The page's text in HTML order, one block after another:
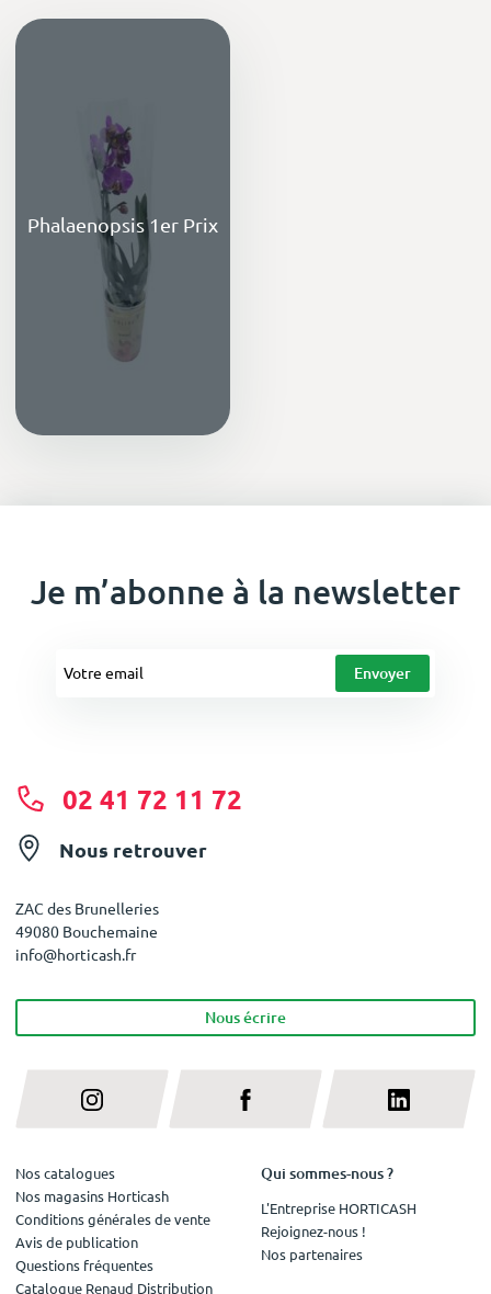
Phalaenopsis 1er Prix
Je m’abonne à la newsletter
02 41 72 11 72
Nous retrouver
ZAC des Brunelleries
49080 Bouchemaine
info@horticash.fr
Nous écrire
Nos catalogues
Nos magasins Horticash
Conditions générales de vente
Avis de publication
Questions fréquentes
Catalogue Renaud Distribution
Qui sommes-nous ?
L'Entreprise HORTICASH
Rejoignez-nous !
Nos partenaires